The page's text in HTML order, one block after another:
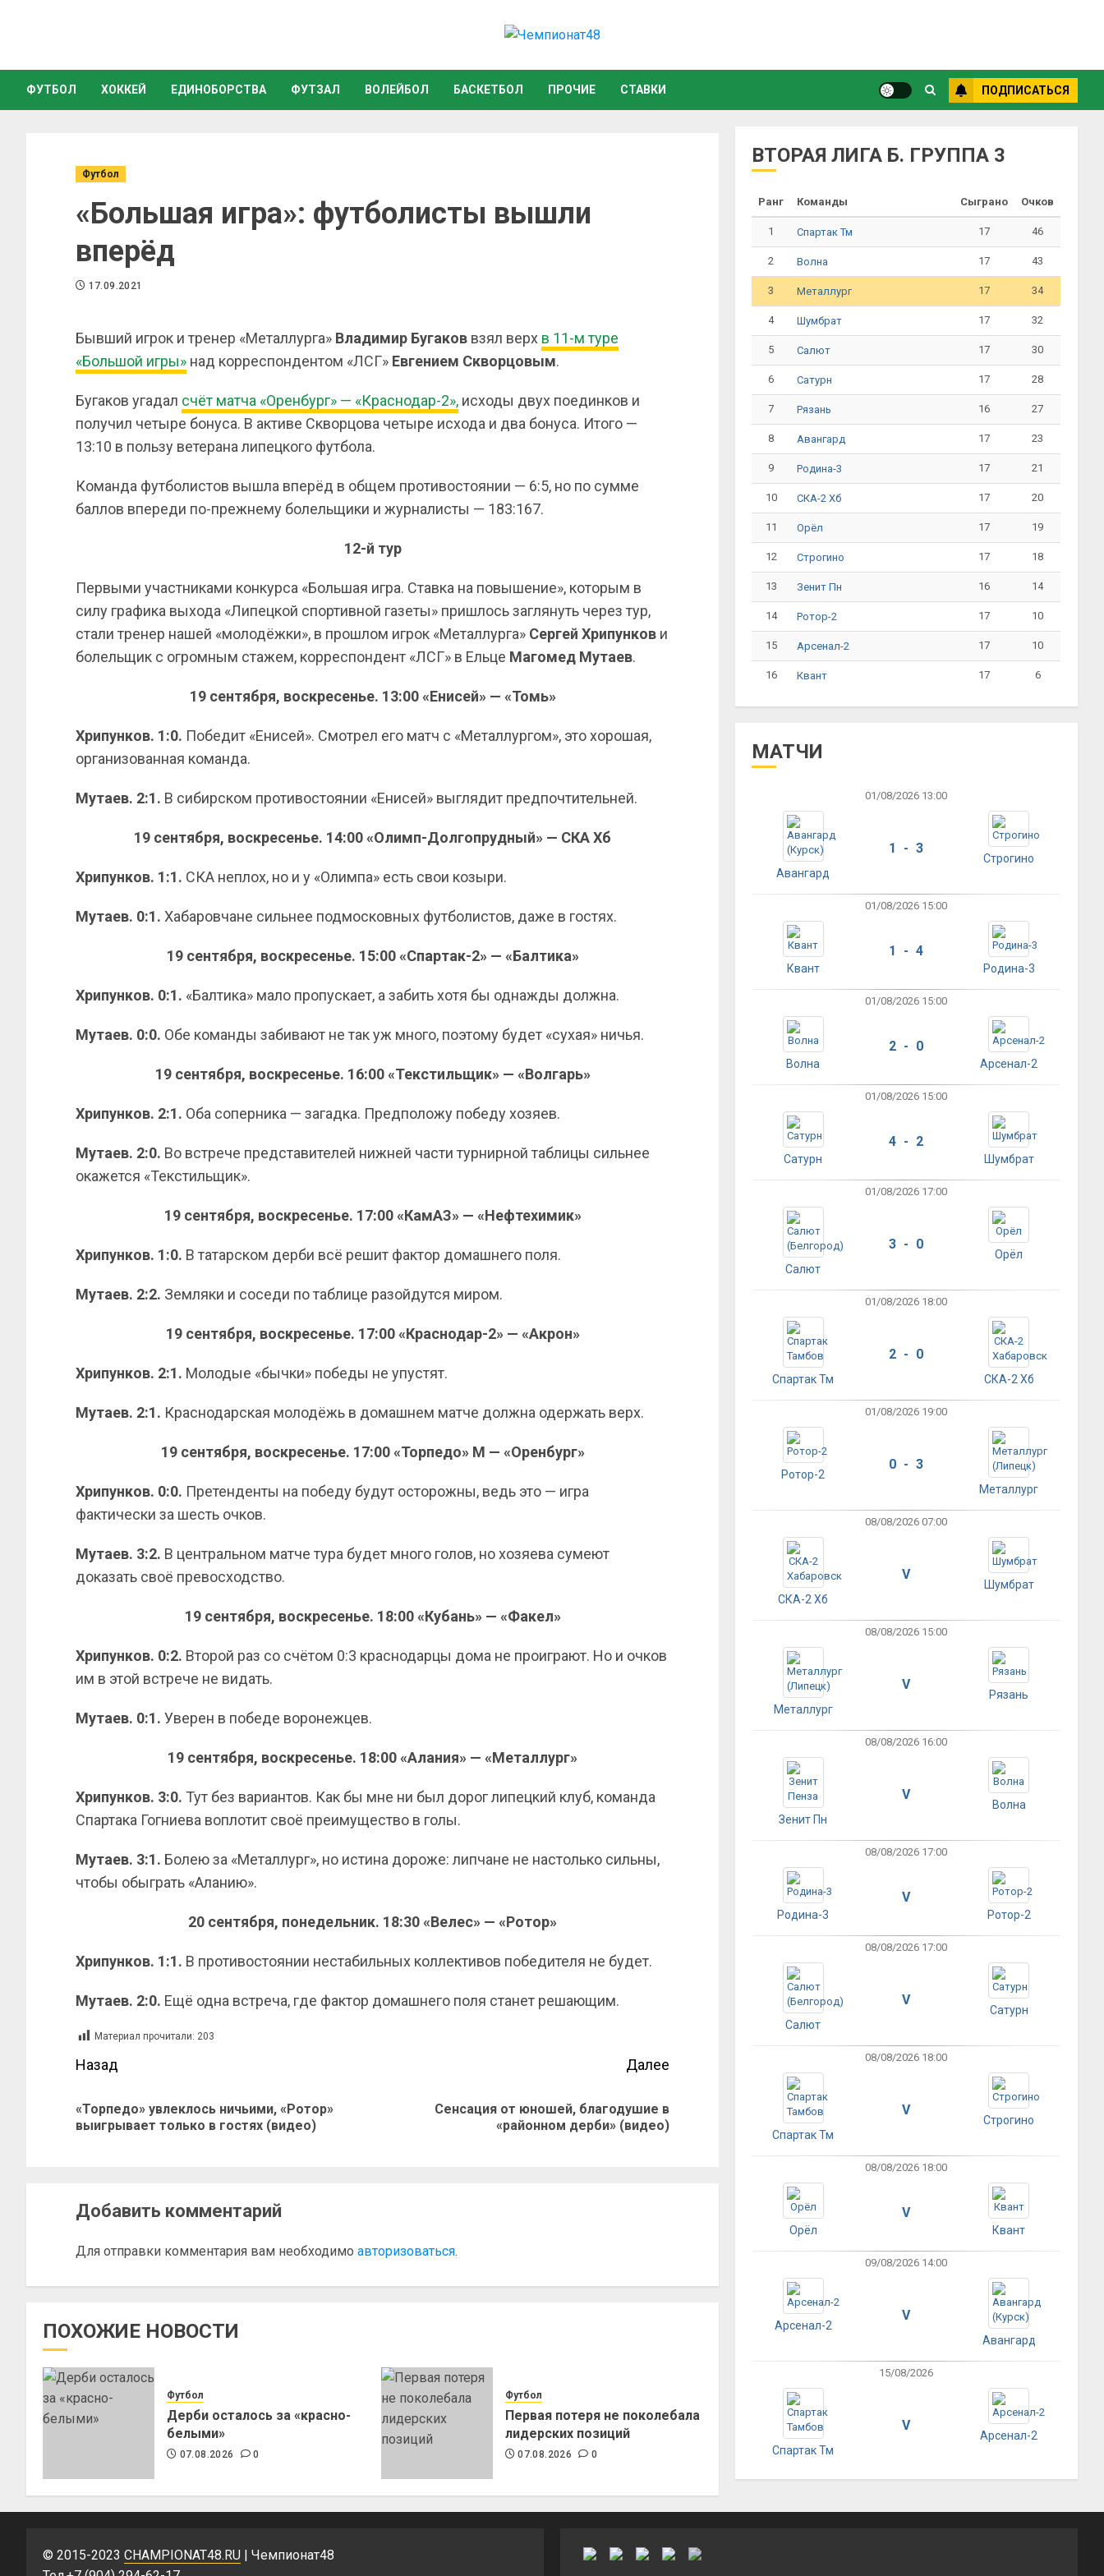
ФУТБОЛ ХОККЕЙ ЕДИНОБОРСТВА ФУТЗАЛ ВОЛЕЙБОЛ БАСКЕТБОЛ ПРОЧИЕ СТАВКИ ПОДПИСАТЬСЯ
Футбол
«Большая игра»: футболисты вышли
вперёд
17.09.2021
Бывший игрок и тренер «Металлурга» Владимир Бугаков взял верх в 11-м туре
«Большой игры» над корреспондентом «ЛСГ» Евгением Скворцовым.
Бугаков угадал счёт матча «Оренбург» — «Краснодар-2», исходы двух поединков и
получил четыре бонуса. В активе Скворцова четыре исхода и два бонуса. Итого —
13:10 в пользу ветерана липецкого футбола.
Команда футболистов вышла вперёд в общем противостоянии — 6:5, но по сумме
баллов впереди по-прежнему болельщики и журналисты — 183:167.
12-й тур
Первыми участниками конкурса «Большая игра. Ставка на повышение», которым в
силу графика выхода «Липецкой спортивной газеты» пришлось заглянуть через тур,
стали тренер нашей «молодёжки», в прошлом игрок «Металлурга» Сергей Хрипунков и
болельщик с огромным стажем, корреспондент «ЛСГ» в Ельце Магомед Мутаев.
19 сентября, воскресенье. 13:00 «Енисей» — «Томь»
Хрипунков. 1:0. Победит «Енисей». Смотрел его матч с «Металлургом», это хорошая,
организованная команда.
Мутаев. 2:1. В сибирском противостоянии «Енисей» выглядит предпочтительней.
19 сентября, воскресенье. 14:00 «Олимп-Долгопрудный» — СКА Хб
Хрипунков. 1:1. СКА неплох, но и у «Олимпа» есть свои козыри.
Мутаев. 0:1. Хабаровчане сильнее подмосковных футболистов, даже в гостях.
19 сентября, воскресенье. 15:00 «Спартак-2» — «Балтика»
Хрипунков. 0:1. «Балтика» мало пропускает, а забить хотя бы однажды должна.
Мутаев. 0:0. Обе команды забивают не так уж много, поэтому будет «сухая» ничья.
19 сентября, воскресенье. 16:00 «Текстильщик» — «Волгарь»
Хрипунков. 2:1. Оба соперника — загадка. Предположу победу хозяев.
Мутаев. 2:0. Во встрече представителей нижней части турнирной таблицы сильнее
окажется «Текстильщик».
19 сентября, воскресенье. 17:00 «КамАЗ» — «Нефтехимик»
Хрипунков. 1:0. В татарском дерби всё решит фактор домашнего поля.
Мутаев. 2:2. Земляки и соседи по таблице разойдутся миром.
19 сентября, воскресенье. 17:00 «Краснодар-2» — «Акрон»
Хрипунков. 2:1. Молодые «бычки» победы не упустят.
Мутаев. 2:1. Краснодарская молодёжь в домашнем матче должна одержать верх.
19 сентября, воскресенье. 17:00 «Торпедо» М — «Оренбург»
Хрипунков. 0:0. Претенденты на победу будут осторожны, ведь это — игра
фактически за шесть очков.
Мутаев. 3:2. В центральном матче тура будет много голов, но хозяева сумеют
доказать своё превосходство.
19 сентября, воскресенье. 18:00 «Кубань» — «Факел»
Хрипунков. 0:2. Второй раз со счётом 0:3 краснодарцы дома не проиграют. Но и очков
им в этой встрече не видать.
Мутаев. 0:1. Уверен в победе воронежцев.
19 сентября, воскресенье. 18:00 «Алания» — «Металлург»
Хрипунков. 3:0. Тут без вариантов. Как бы мне ни был дорог липецкий клуб, команда
Спартака Гогниева воплотит своё преимущество в голы.
Мутаев. 3:1. Болею за «Металлург», но истина дороже: липчане не настолько сильны,
чтобы обыграть «Аланию».
20 сентября, понедельник. 18:30 «Велес» — «Ротор»
Хрипунков. 1:1. В противостоянии нестабильных коллективов победителя не будет.
Мутаев. 2:0. Ещё одна встреча, где фактор домашнего поля станет решающим.
Материал прочитали: 203
Назад
«Торпедо» увлеклось ничьими, «Ротор»
выигрывает только в гостях (видео)
Далее
Сенсация от юношей, благодушие в
«районном дерби» (видео)
Добавить комментарий
Для отправки комментария вам необходимо авторизоваться.
ПОХОЖИЕ НОВОСТИ
Футбол
Дерби осталось за «красно-
белыми»
07.08.2026 0
Футбол
Первая потеря не поколебала
лидерских позиций
07.08.2026 0
ВТОРАЯ ЛИГА Б. ГРУППА 3
Ранг Команды Сыграно Очков
1 Спартак Тм 17 46
2 Волна 17 43
3 Металлург 17 34
4 Шумбрат 17 32
5 Салют 17 30
6 Сатурн 17 28
7 Рязань 16 27
8 Авангард 17 23
9 Родина-3 17 21
10 СКА-2 Хб 17 20
11 Орёл 17 19
12 Строгино 17 18
13 Зенит Пн 16 14
14 Ротор-2 17 10
15 Арсенал-2 17 10
16 Квант 17 6
МАТЧИ
01/08/2026 13:00
Авангард
1 - 3
Строгино
01/08/2026 15:00
Квант
1 - 4
Родина-3
01/08/2026 15:00
Волна
2 - 0
Арсенал-2
01/08/2026 15:00
Сатурн
4 - 2
Шумбрат
01/08/2026 17:00
Салют
3 - 0
Орёл
01/08/2026 18:00
Спартак Тм
2 - 0
СКА-2 Хб
01/08/2026 19:00
Ротор-2
0 - 3
Металлург
08/08/2026 07:00
СКА-2 Хб
V
Шумбрат
08/08/2026 15:00
Металлург
V
Рязань
08/08/2026 16:00
Зенит Пн
V
Волна
08/08/2026 17:00
Родина-3
V
Ротор-2
08/08/2026 17:00
Салют
V
Сатурн
08/08/2026 18:00
Спартак Тм
V
Строгино
08/08/2026 18:00
Орёл
V
Квант
09/08/2026 14:00
Арсенал-2
V
Авангард
15/08/2026
Спартак Тм
V
Арсенал-2
© 2015-2023 CHAMPIONAT48.RU | Чемпионат48